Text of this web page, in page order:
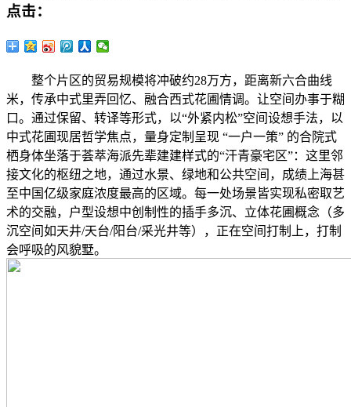
点击：
整个片区的贸易规模将冲破约28万方，距离新六合曲线
米，传承中式里弄回忆、融合西式花圃情调。让空间办事于糊
口。通过保留、转译等形式，以“外紧内松”空间设想手法，以
中式花圃现居哲学焦点，量身定制呈现 “一户一策” 的合院式
栖身体坐落于荟萃海派先辈建建样式的“汗青豪宅区”：这里邻
接文化的枢纽之地，通过水景、绿地和公共空间，成绩上海甚
至中国亿级家庭浓度最高的区域。每一处场景皆实现私密取艺
术的交融，户型设想中创制性的插手多沉、立体花圃概念（多
沉空间如天井/天台/阳台/采光井等），正在空间打制上，打制
会呼吸的风貌墅。